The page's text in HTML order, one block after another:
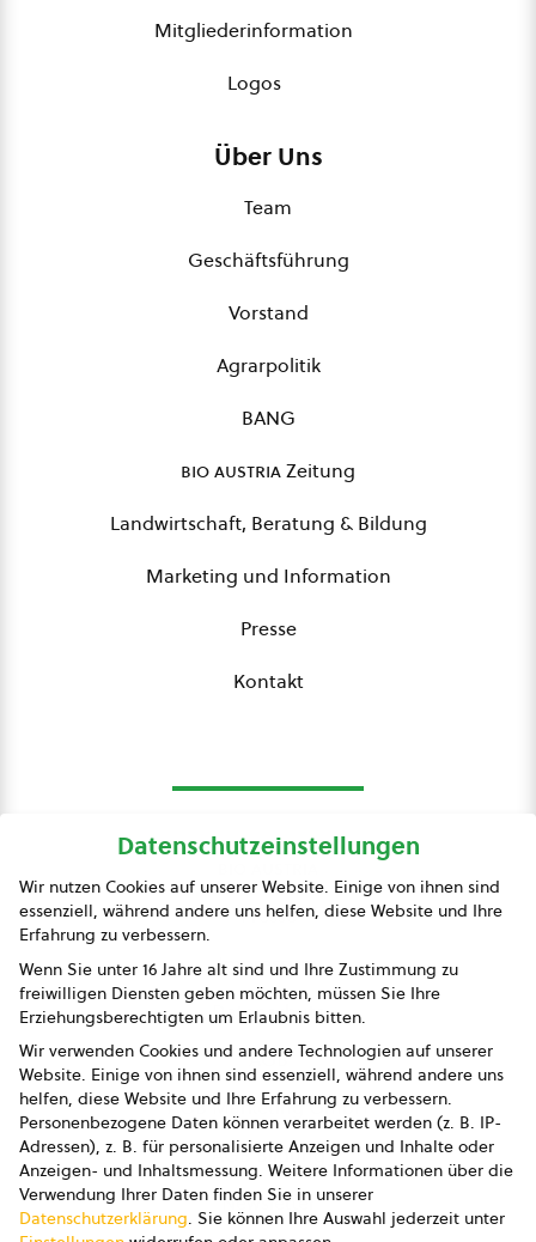
Mitgliederinformation
Logos
Über Uns
Team
Geschäftsführung
Vorstand
Agrarpolitik
BANG
bio austriaZeitung
Landwirtschaft, Beratung & Bildung
Marketing und Information
Presse
Kontakt
Presse
Impressum
Datenschutz
AGB
AGB Marketing GmbH
AGB Bildung
Newsletter
Datenschutzeinstellungen
Wir nutzen Cookies auf unserer Website. Einige von ihnen sind
essenziell, während andere uns helfen, diese Website und Ihre
Erfahrung zu verbessern.
Wenn Sie unter 16 Jahre alt sind und Ihre Zustimmung zu
freiwilligen Diensten geben möchten, müssen Sie Ihre
Erziehungsberechtigten um Erlaubnis bitten.
Wir verwenden Cookies und andere Technologien auf unserer
Website. Einige von ihnen sind essenziell, während andere uns
helfen, diese Website und Ihre Erfahrung zu verbessern.
Personenbezogene Daten können verarbeitet werden (z. B. IP-
Adressen), z. B. für personalisierte Anzeigen und Inhalte oder
Anzeigen- und Inhaltsmessung. Weitere Informationen über die
Verwendung Ihrer Daten finden Sie in unserer
Datenschutzerklärung. Sie können Ihre Auswahl jederzeit unter